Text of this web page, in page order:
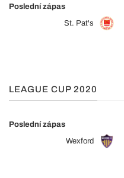
Poslední zápas
St. Pat's
LEAGUE CUP 2020
Poslední zápas
Wexford